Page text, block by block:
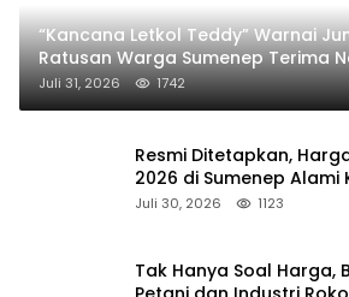
“Kancana Letkol Teddy” Warnai
Ratusan Warga Sumenep Terima
Juli 31, 2026 1742
Resmi Ditetapkan,
2026 di Sumenep Alami
Persen
Juli 30, 2026 1123
Tak Hanya Soal Harga,